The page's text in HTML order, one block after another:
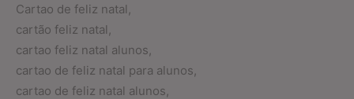
Cartao de feliz natal,
cartão feliz natal,
cartao feliz natal alunos,
cartao de feliz natal para alunos,
cartao de feliz natal alunos,